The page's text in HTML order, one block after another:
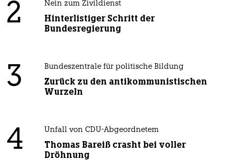
2 Nein zum Zivildienst
Hinterlistiger Schritt der
Bundesregierung
3 Bundeszentrale für politische Bildung
Zurück zu den antikommunistischen
Wurzeln
4 Unfall von CDU-Abgeordnetem
Thomas Bareiß crasht bei voller
Dröhnung